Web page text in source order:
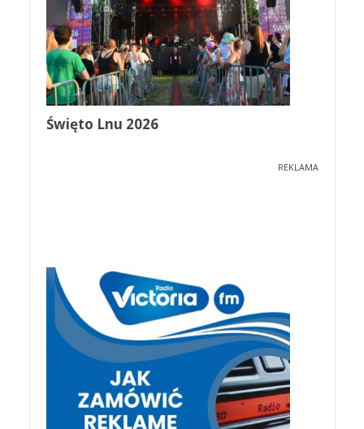
Święto Lnu 2026
REKLAMA